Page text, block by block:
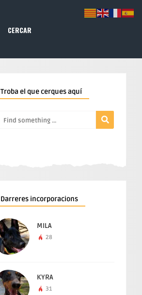
CERCAR
Troba el que cerques aquí
Darreres incorporacions
MILA
28
KYRA
31